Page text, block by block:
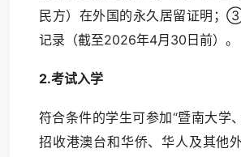
民方）在外国的永久居留证明；
记录（截至2026年4月30日前）。
2.考试入学
符合条件的学生可参加“暨南大学
招收港澳台和华侨、华人及其他